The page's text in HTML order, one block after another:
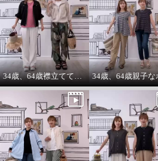
34歳、64歳襟立ててブルゾンを着る えっ？襟立てない？